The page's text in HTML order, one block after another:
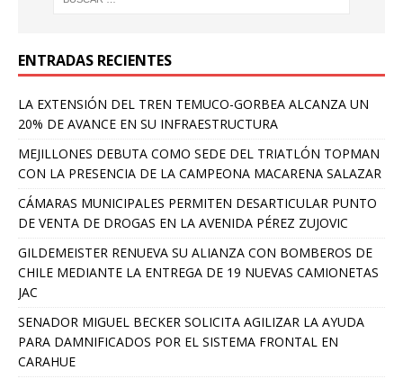
ENTRADAS RECIENTES
LA EXTENSIÓN DEL TREN TEMUCO-GORBEA ALCANZA UN
20% DE AVANCE EN SU INFRAESTRUCTURA
MEJILLONES DEBUTA COMO SEDE DEL TRIATLÓN TOPMAN
CON LA PRESENCIA DE LA CAMPEONA MACARENA SALAZAR
CÁMARAS MUNICIPALES PERMITEN DESARTICULAR PUNTO
DE VENTA DE DROGAS EN LA AVENIDA PÉREZ ZUJOVIC
GILDEMEISTER RENUEVA SU ALIANZA CON BOMBEROS DE
CHILE MEDIANTE LA ENTREGA DE 19 NUEVAS CAMIONETAS
JAC
SENADOR MIGUEL BECKER SOLICITA AGILIZAR LA AYUDA
PARA DAMNIFICADOS POR EL SISTEMA FRONTAL EN
CARAHUE